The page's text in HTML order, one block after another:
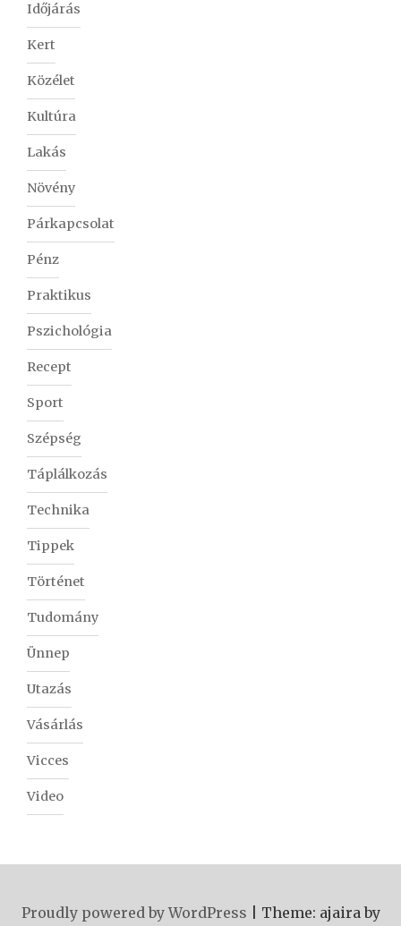
Időjárás
Kert
Közélet
Kultúra
Lakás
Növény
Párkapcsolat
Pénz
Praktikus
Pszichológia
Recept
Sport
Szépség
Táplálkozás
Technika
Tippek
Történet
Tudomány
Ünnep
Utazás
Vásárlás
Vicces
Video
Proudly powered by WordPress Theme: ajaira by